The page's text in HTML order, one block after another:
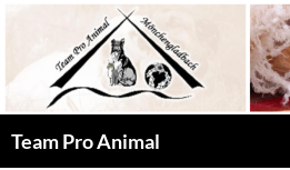
springen
Team Pro Animal